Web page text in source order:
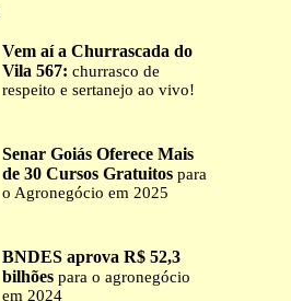
Vem aí a Churrascada do
Vila 567: churrasco de
respeito e sertanejo ao vivo!
Senar Goiás Oferece Mais
de 30 Cursos Gratuitos para
o Agronegócio em 2025
BNDES aprova R$ 52,3
bilhões para o agronegócio
em 2024